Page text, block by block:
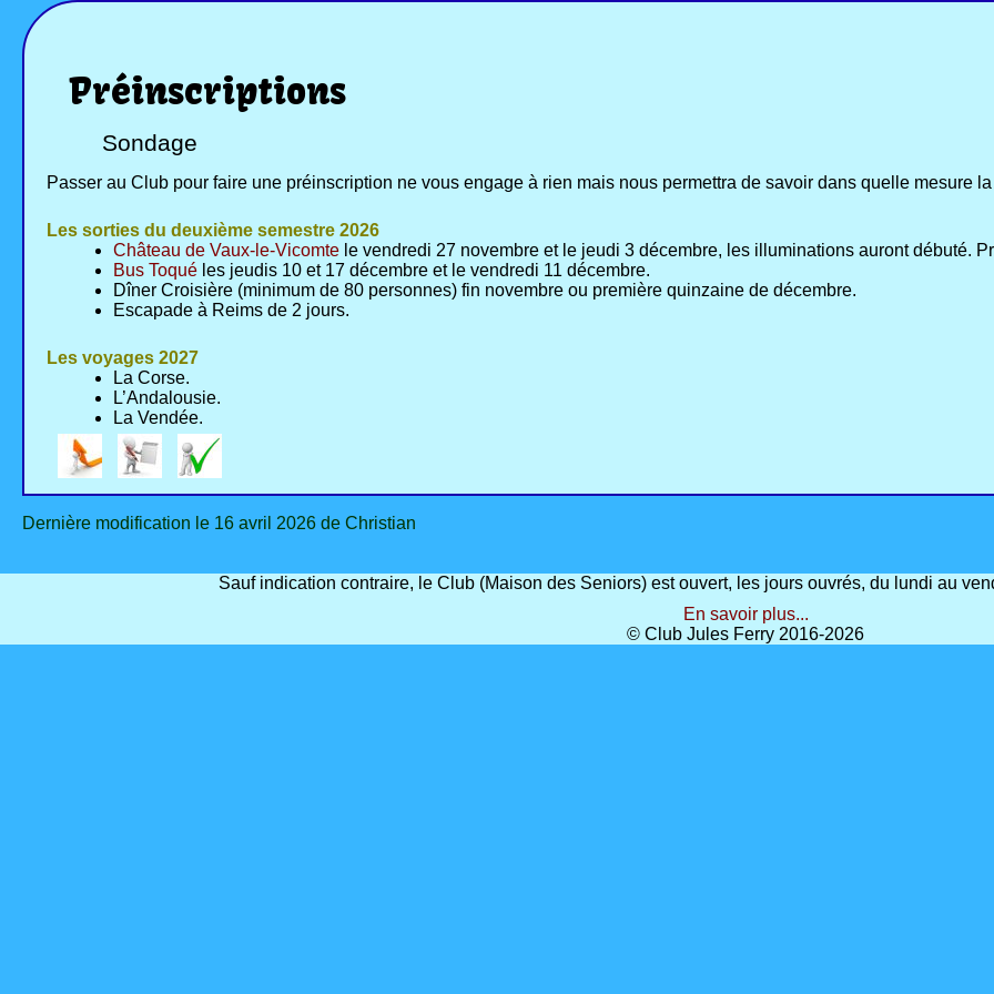
Préinscriptions
Sondage
Passer au Club pour faire une préinscription ne vous engage à rien mais nous permettra de savoir dans quelle mesure
Les sorties du deuxième semestre 2026
Château de Vaux-le-Vicomte le vendredi 27 novembre et le jeudi 3 décembre, les illuminations auront débuté.
Bus Toqué les jeudis 10 et 17 décembre et le vendredi 11 décembre.
Dîner Croisière (minimum de 80 personnes) fin novembre ou première quinzaine de décembre.
Escapade à Reims de 2 jours.
Les voyages 2027
La Corse.
L’Andalousie.
La Vendée.
Dernière modification le 16 avril 2026 de Christian
Sauf indication contraire, le Club (Maison des Seniors) est ouvert, les jours ouvrés, du lundi au
En savoir plus...
© Club Jules Ferry 2016-2026